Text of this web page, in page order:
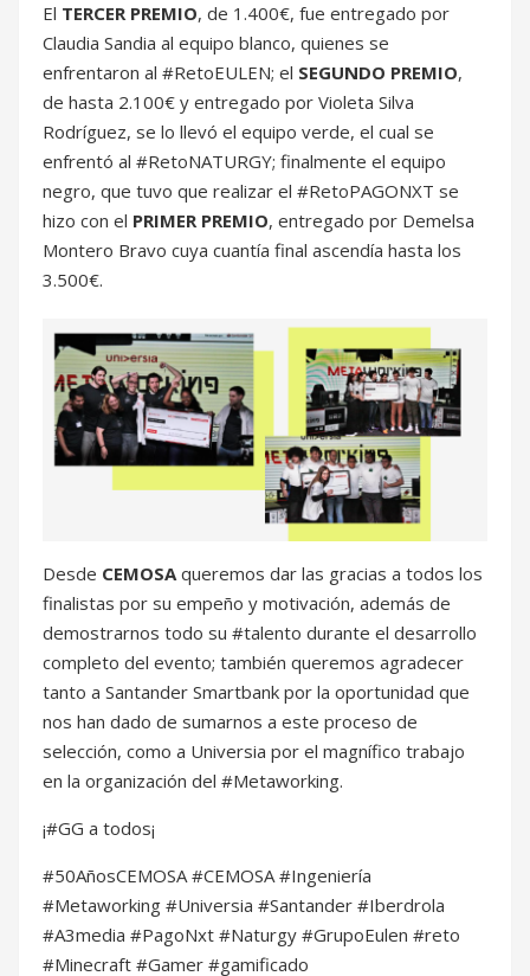
El TERCER PREMIO, de 1.400€, fue entregado por
Claudia Sandia al equipo blanco, quienes se
enfrentaron al #RetoEULEN; el SEGUNDO PREMIO,
de hasta 2.100€ y entregado por Violeta Silva
Rodríguez, se lo llevó el equipo verde, el cual se
enfrentó al #RetoNATURGY; finalmente el equipo
negro, que tuvo que realizar el #RetoPAGONXT se
hizo con el PRIMER PREMIO, entregado por Demelsa
Montero Bravo cuya cuantía final ascendía hasta los
3.500€.
Desde CEMOSAqueremos dar las gracias a todos los
finalistas por su empeño y motivación, además de
demostrarnos todo su #talento durante el desarrollo
completo del evento; también queremos agradecer
tanto a Santander Smartbank por la oportunidad que
nos han dado de sumarnos a este proceso de
selección, como a Universia por el magnífico trabajo
en la organización del #Metaworking.
¡#GG a todos¡
#50AñosCEMOSA #CEMOSA #Ingeniería
#Metaworking #Universia #Santander #Iberdrola
#A3media #PagoNxt #Naturgy #GrupoEulen #reto
#Minecraft #Gamer #gamificado